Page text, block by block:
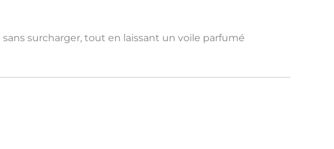
sans surcharger, tout en laissant un voile parfumé